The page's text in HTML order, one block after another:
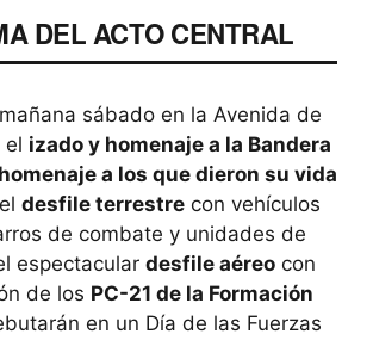
DEL ACTO CENTRAL
sábado en la Avenida de
el izado y homenaje a la Bandera
homenaje a los que dieron su vida
desfile terrestre con vehículos
de combate y unidades de
espectacular desfile aéreo con
de los PC-21 de la Formación
en un Día de las Fuerzas